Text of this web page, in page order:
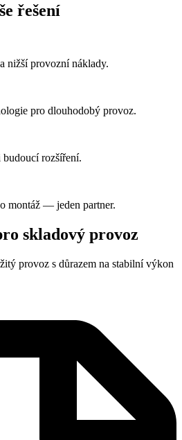
řešení
nižší provozní náklady.
pro dlouhodobý provoz.
rozšíření.
montáž — jeden partner.
skladový provoz
provoz s důrazem na stabilní výkon